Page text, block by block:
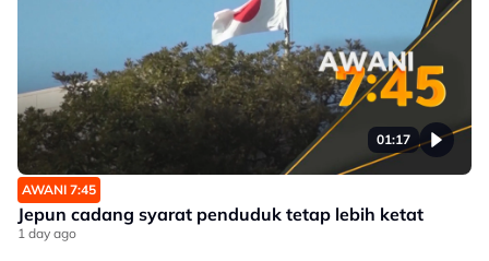
01:17
AWANI 7:45
Jepun cadang syarat penduduk tetap lebih ketat
1 day ago